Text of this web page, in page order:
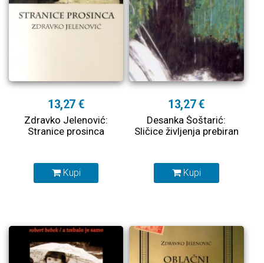
13,27 €
Zdravko Jelenović:
Stranice prosinca
Kupi
13,27 €
Desanka Šoštarić:
Sličice življenja prebiran
Kupi